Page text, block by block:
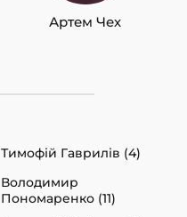
Артем Чех
Тимофій Гаврилів (4)
Володимир
Пономаренко (11)